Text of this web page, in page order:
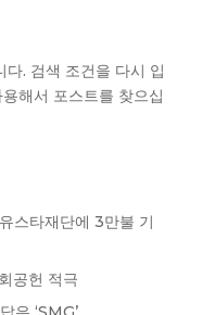
. 검색 조건을 다시 입
해서 포스트를 찾으십
스타재단에 3만불 기
공헌 적극